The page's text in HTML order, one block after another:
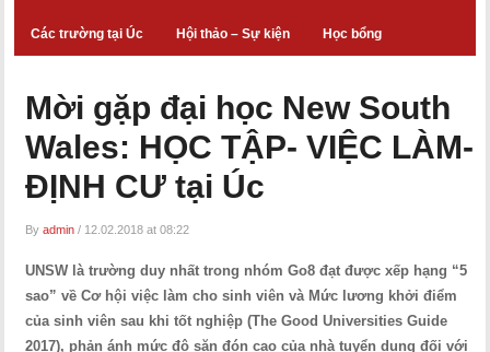
Các trường tại Úc Hội thảo – Sự kiện Học bổng
Mời gặp đại học New South
Wales: HỌC TẬP- VIỆC LÀM-
ĐỊNH CƯ tại Úc
Byadmin / 12.02.2018 at 08:22
UNSW là trường duy nhất trong nhóm Go8 đạt được xếp hạng “5
sao” về Cơ hội việc làm cho sinh viên và Mức lương khởi điểm
của sinh viên sau khi tốt nghiệp (The Good Universities Guide
2017), phản ánh mức độ săn đón cao của nhà tuyển dụng đối với